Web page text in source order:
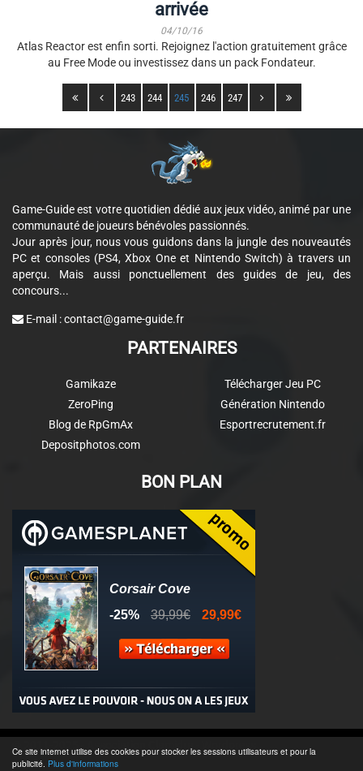
Ce site internet utilise des cookies pour stocker les sessions utilisateurs et pour la
publicité. Plus d'informations
arrivée
04/10/16
Atlas Reactor est enfin sorti. Rejoignez l'action gratuitement grâce
au Free Mode ou investissez dans un pack Fondateur.
243 244 245 246 247
Game-Guide est votre quotidien dédié aux jeux vidéo, animé par une
communauté de joueurs bénévoles passionnés.
Jour après jour, nous vous guidons dans la jungle des nouveautés
PC et consoles (PS4, Xbox One et Nintendo Switch) à travers un
aperçu. Mais aussi ponctuellement des guides de jeu, des
concours...
E-mail :contact@game-guide.fr
PARTENAIRES
Gamikaze
ZeroPing
Blog de RpGmAx
Depositphotos.com
Télécharger Jeu PC
Génération Nintendo
Esportrecrutement.fr
BON PLAN